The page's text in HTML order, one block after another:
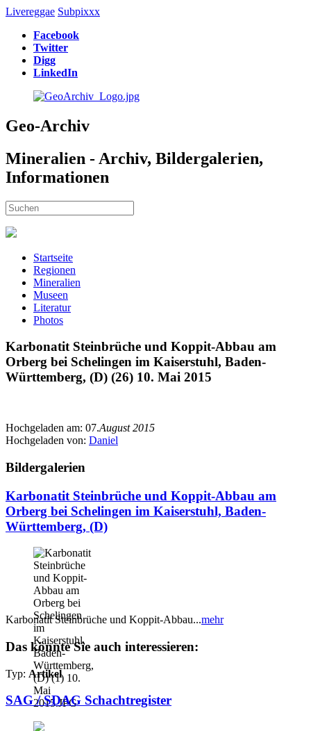
Livereggae Subpixxx
Facebook
Twitter
Digg
LinkedIn
Geo-Archiv
Mineralien - Archiv, Bildergalerien,
Informationen
Startseite
Regionen
Mineralien
Museen
Literatur
Photos
Karbonatit Steinbrüche und Koppit-Abbau am
Orberg bei Schelingen im Kaiserstuhl, Baden-
Württemberg, (D) (26) 10. Mai 2015
Hochgeladen am: 07.August 2015
Hochgeladen von: Daniel
Bildergalerien
Karbonatit Steinbrüche und Koppit-Abbau am
Orberg bei Schelingen im Kaiserstuhl, Baden-
Württemberg, (D)
Karbonatit Steinbrüche und Koppit-Abbau...mehr
Das könnte Sie auch interessieren:
Typ: Artikel
SAG / SDAG Schachtregister